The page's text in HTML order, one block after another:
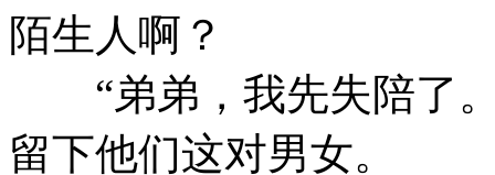
陌生人啊？
“弟弟，我先失陪了。
留下他们这对男女。